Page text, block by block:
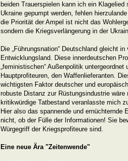
beiden Trauerspielen kann ich ein
Ukraine gepumpt werden, fehlen
die Priorität der Ampel ist nicht das
sondern die Kriegsverlängerung in der
Die „Führungsnation“ Deutschland gleicht
Entwicklungsland. Diese innerdeutschen
„feministischen“ Außenpolitik untergeordnet
Hauptprofiteuren, den Waffenlieferanten.
wichtigsten Faktor deutscher und
robuste Distanz zur Rüstungsindustrie wäre
kritikwürdige Tatbestand veranlasste mich
Hier also das spannende und ernüchternde
nicht, ob der Fülle der Informationen! Sie
Würgegriff der Kriegsprofiteure sind.
Eine neue Ära "Zeitenwende"